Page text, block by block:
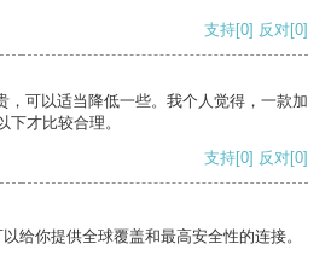
支持[0] 反对[0]
，可以适当降低一些。我个人觉得，一款加
下才比较合理。
支持[0] 反对[0]
给你提供全球覆盖和最高安全性的连接。